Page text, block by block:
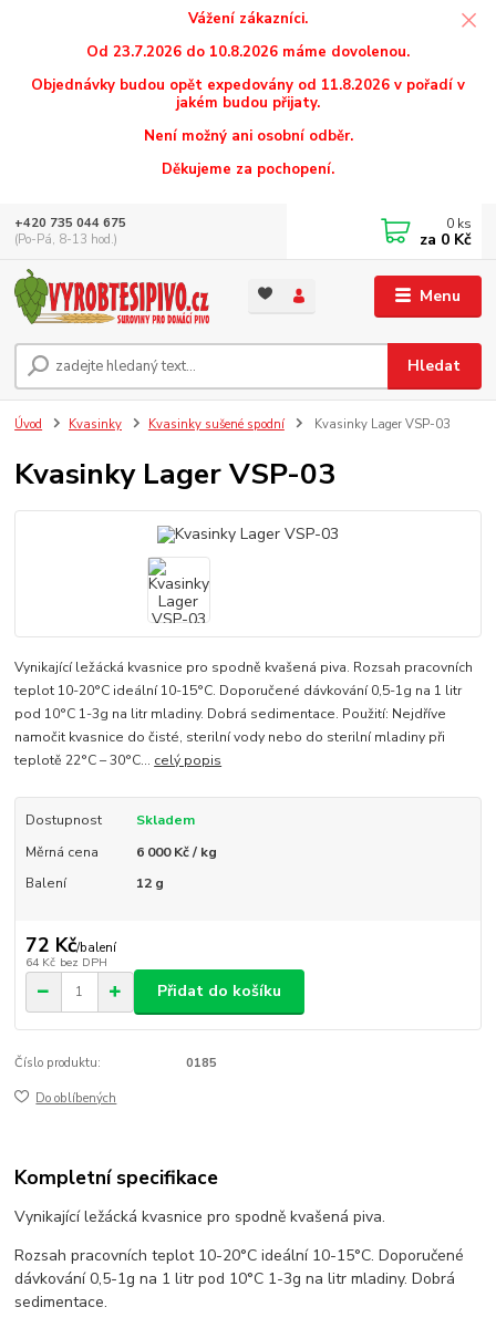
Vážení zákazníci.
Od 23.7.2026 do 10.8.2026 máme dovolenou.
Objednávky budou opět expedovány od 11.8.2026 v pořadí v
jakém budou přijaty.
Není možný ani osobní odběr.
Děkujeme za pochopení.
Menu
Hledat
+420 735 044 675
(Po-Pá, 8-13 hod.)
0 ks
za 0 Kč
Úvod Kvasinky Kvasinky sušené spodní Kvasinky Lager VSP-03
Kvasinky Lager VSP-03
Vynikající ležácká kvasnice pro spodně kvašená piva. Rozsah pracovních
teplot 10-20°C ideální 10-15°C. Doporučené dávkování 0,5-1g na 1 litr
pod 10°C 1-3g na litr mladiny. Dobrá sedimentace. Použití: Nejdříve
namočit kvasnice do čisté, sterilní vody nebo do sterilní mladiny při
teplotě 22°C – 30°C... celý popis
Dostupnost
Skladem
Měrná cena
6 000 Kč / kg
Balení
12 g
72 Kč/balení
64 Kč bez DPH
Přidat do košíku
Číslo produktu: 0185
Do oblíbených
Kompletní specifikace
Vynikající ležácká kvasnice pro spodně kvašená piva.
Rozsah pracovních teplot 10-20°C ideální 10-15°C.Doporučené
dávkování 0,5-1g na 1 litr pod 10°C 1-3g na litr mladiny. Dobrá
sedimentace.